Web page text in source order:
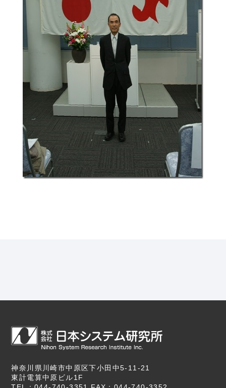
神奈川県川崎市中原区下小田中5-11-21
東計電算中原ビル1F